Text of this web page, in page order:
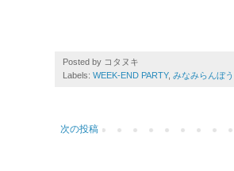
Posted by コタヌキ
Labels: WEEK-END PARTY, みなみらんぼう
次の投稿